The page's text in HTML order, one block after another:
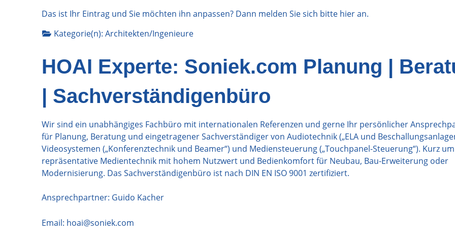
Das ist Ihr Eintrag und Sie möchten ihn anpassen? Dann melden Sie sich bitte hieran.
Kategorie(n): Architekten/Ingenieure
HOAI Experte: Soniek.com Planung |
| Sachverständigenbüro
Wir sind ein unabhängiges Fachbüro mit internationalen Referenzen und gerne Ihr persönlicher
für Planung, Beratung und eingetragener Sachverständiger von Audiotechnik („ELA und
Videosystemen („Konferenztechnik und Beamer“) und Mediensteuerung („Touchpanel-Steuerung“). Kurz
repräsentative Medientechnik mit hohem Nutzwert und Bedienkomfort für Neubau, Bau-Erweiterung oder
Modernisierung. Das Sachverständigenbüro ist nach DIN EN ISO 9001 zertifiziert.
Ansprechpartner: Guido Kacher
Email: hoai@soniek.com